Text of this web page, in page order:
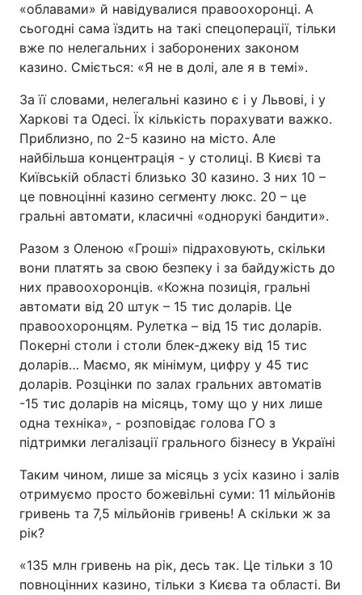
«облавами» й навідувалися правоохоронці. А
сьогодні сама їздить на такі спецоперації, тільки
вже по нелегальних і заборонених законом
казино. Сміється: «Я не в долі, але я в темі».
За її словами, нелегальні казино є і у Львові, і у
Харкові та Одесі. Їх кількість порахувати важко.
Приблизно, по 2-5 казино на місто. Але
найбільша концентрація - у столиці. В Києві та
Київській області близько 30 казино. З них 10 –
це повноцінні казино сегменту люкс. 20 – це
гральні автомати, класичні «однорукі бандити».
Разом з Оленою «Гроші» підраховують, скільки
вони платять за свою безпеку і за байдужість до
них правоохоронців. «Кожна позиція, гральні
автомати від 20 штук – 15 тис доларів. Це
правоохоронцям. Рулетка – від 15 тис доларів.
Покерні столи і столи блек-джеку від 15 тис
доларів… Маємо, як мінімум, цифру у 45 тис
доларів. Розцінки по залах гральних автоматів
-15 тис доларів на місяць, тому що у них лише
одна техніка», - розповідає голова ГО з
підтримки легалізації грального бізнесу в Україні
Таким чином, лише за місяць з усіх казино і залів
отримуємо просто божевільні суми: 11 мільйонів
гривень та 7,5 мільйонів гривень! А скільки ж за
рік?
«135 млн гривень на рік, десь так. Це тільки з 10
повноцінних казино, тільки з Києва та області. Ви